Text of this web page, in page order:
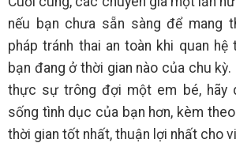
nếu bạn chưa sẵn sàng để mang
pháp tránh thai an toàn khi quan hệ
bạn đang ở thời gian nào của chu kỳ.
thực sự trông đợi một em bé, hãy
sống tình dục của bạn hơn, kèm
thời gian tốt nhất, thuận lợi nhất cho